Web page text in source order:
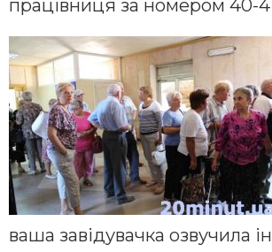
працівниця за номером 40-
ваша завідувачка озвучила